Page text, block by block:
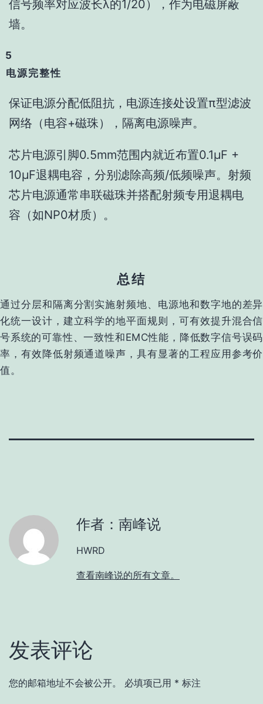
信号频率对应波长λ的1/20），作为电磁屏蔽
墙。
5
电源完整性
保证电源分配‌低阻抗，电源连接处设置‌π型滤波
网络‌（电容+磁珠），隔离电源噪声‌。
芯片电源引脚0.5mm范围内就近布置‌0.1μF +
10μF退耦电容‌，分别滤除高频/低频噪声‌。射频
芯片电源通常串联磁珠并搭配‌射频专用退耦电
容‌（如NP0材质）‌。
总结
通过分层和隔离分割实施射频地、电源地和数字地的差异
化统一设计，建立科学的地平面规则，可有效提升混合信
号系统的可靠性、一致性和EMC性能，降低数字信号误码
率，有效降低射频通道噪声，具有显著的工程应用参考价
值。
作者：南峰说
HWRD
查看南峰说的所有文章。
发表评论
您的邮箱地址不会被公开。 必填项已用 * 标注